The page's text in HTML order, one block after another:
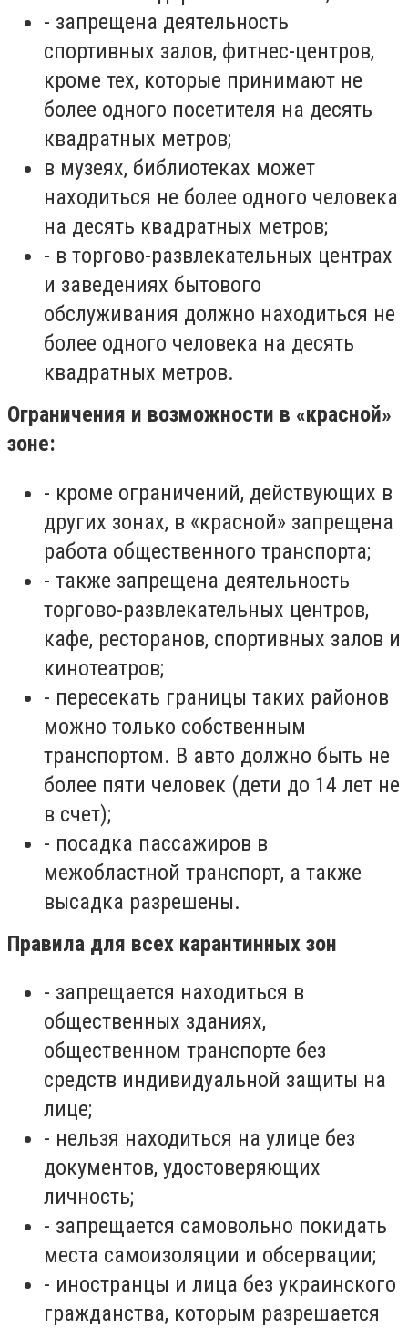
- запрещена деятельность
спортивных залов, фитнес-центров,
кроме тех, которые принимают не
более одного посетителя на десять
квадратных метров;
в музеях, библиотеках может
находиться не более одного человека
на десять квадратных метров;
- в торгово-развлекательных центрах
и заведениях бытового
обслуживания должно находиться не
более одного человека на десять
квадратных метров.
Ограничения и возможности в «красной»
зоне:
- кроме ограничений, действующих в
других зонах, в «красной» запрещена
работа общественного транспорта;
- также запрещена деятельность
торгово-развлекательных центров,
кафе, ресторанов, спортивных залов и
кинотеатров;
- пересекать границы таких районов
можно только собственным
транспортом. В авто должно быть не
более пяти человек (дети до 14 лет не
в счет);
- посадка пассажиров в
межобластной транспорт, а также
высадка разрешены.
Правила для всех карантинных зон
- запрещается находиться в
общественных зданиях,
общественном транспорте без
средств индивидуальной защиты на
лице;
- нельзя находиться на улице без
документов, удостоверяющих
личность;
- запрещается самовольно покидать
места самоизоляции и обсервации;
- иностранцы и лица без украинского
гражданства, которым разрешается